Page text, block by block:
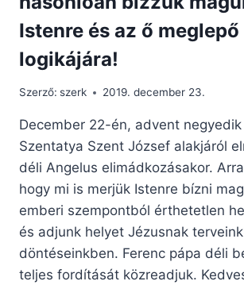
Istenre és az ő meglepő
logikájára!
Szerző: szerk 2019. december 23.
December 22-én, advent
Szentatya Szent József alakjáról
déli Angelus elimádkozásakor.
hogy mi is merjük Istenre bízni
emberi szempontból érthetetlen
és adjunk helyet Jézusnak
döntéseinkben. Ferenc pápa déli
teljes fordítását közreadjuk.